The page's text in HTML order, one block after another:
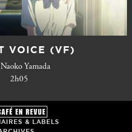
VOICE (VF)
Yamada
2h05
& LABELS